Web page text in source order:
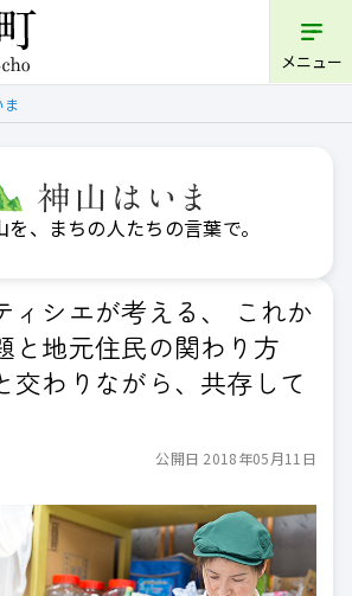
メニュー
ま
を、まちの人たちの言葉で。
ィシエが考える、 これか
と地元住民の関わり方
交わりながら、共存して
公開日 2018年05月11日